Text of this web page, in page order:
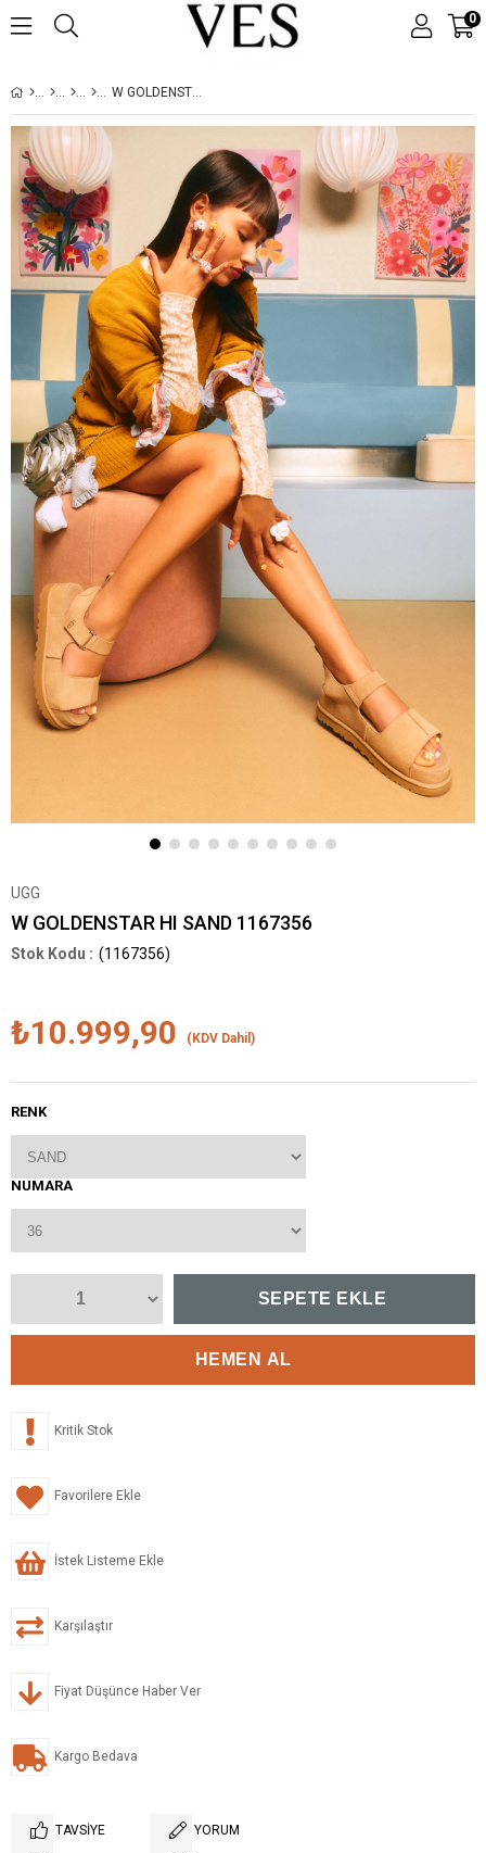
0
W GOLDENSTAR HI SAND 1167356
UGG
W GOLDENSTAR HI SAND 1167356
(1167356)
₺10.999,90 (KDV Dahil)
RENK
NUMARA
Kritik Stok
Favorilere Ekle
İstek Listeme Ekle
Karşılaştır
Fiyat Düşünce Haber Ver
Kargo Bedava
TAVSIYE YORUM